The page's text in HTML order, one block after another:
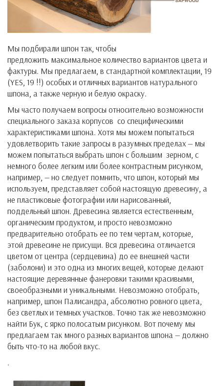
Мы подбирали шпон так, чтобы
предложить максимальное количество вариантов цвета и
фактуры. Мы предлагаем, в стандартной комплектации, 19
(YES, 19 !!) особых и отличных вариантов натурального
шпона, а также черную и белую окраску.
Мы часто получаем вопросы относительно возможности
специального заказа корпусов со специфическими
характеристиками шпона. Хотя мы можем попытаться
удовлетворить такие запросы в разумных пределах — мы
можем попытаться выбрать шпон с большим зерном, с
немного более легким или более контрастным рисунком,
например, — но следует помнить, что шпон, который мы
используем, представляет собой настоящую древесину, а
не пластиковые фотографии или нарисованный,
поддельный шпон. Древесина является естественным,
органическим продуктом, и просто невозможно
предварительно отобрать ее по тем чертам, которые,
этой древесине не присущи. Вся древесина отличается
цветом от центра (сердцевина) до ее внешней части
(заболони) и это одна из многих вещей, которые делают
настоящие деревянные фанеровки такими красивыми,
своеобразными и уникальными. Невозможно отобрать,
например, шпон Палисандра, абсолютно ровного цвета,
без светлых и темных участков. Точно так же невозможно
найти Бук, с ярко полосатым рисунком. Вот почему мы
предлагаем так много разных вариантов шпона — должно
быть что-то на любой вкус.
.